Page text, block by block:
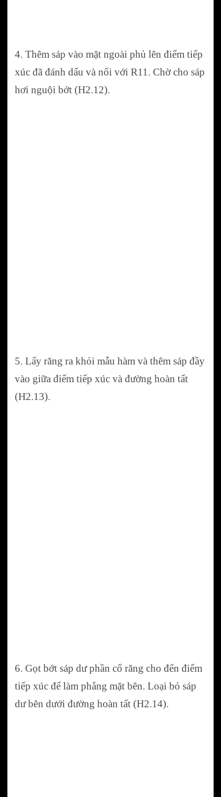
4. Thêm sáp vào mặt ngoài phủ lên điểm tiếp
xúc đã đánh dấu và nối với R11. Chờ cho sáp
hơi nguội bớt (H2.12).
5. Lấy răng ra khỏi mẫu hàm và thêm sáp đầy
vào giữa điểm tiếp xúc và đường hoàn tất
(H2.13).
6. Gọt bớt sáp dư phần cổ răng cho đến điểm
tiếp xúc để làm phẳng mặt bên. Loại bỏ sáp
dư bên dưới đường hoàn tất (H2.14).